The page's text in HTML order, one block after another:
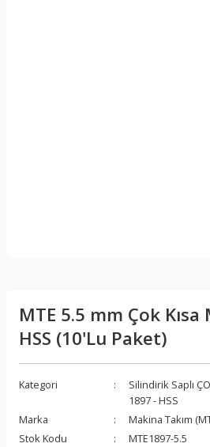
MTE 5.5 mm Çok
HSS (10'Lu Paket)
Kategori
Silindirik Saplı
1897 - HSS
Marka
Makina Takım
Stok Kodu
MTE1897-5.5